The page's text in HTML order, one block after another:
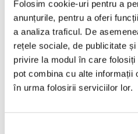
Folosim cookie-uri pentru a
anunțurile, pentru a oferi
a analiza traficul. De
rețele sociale, de publicitate
privire la modul în care
pot combina cu alte informații
în urma folosirii serviciilor lor.
Tip
Tip ac
ac rotund
Proprietăți
Steril
Da
Marcaj
CE
Cantitate minimă